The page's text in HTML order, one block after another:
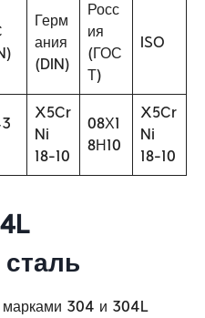
Герм
ания
(DIN)
Росс
ия
(ГОС
Т)
ISO
X5Cr
Ni
18-10
08Х1
8Н10
X5Cr
Ni
18-10
марками 304 и 304L